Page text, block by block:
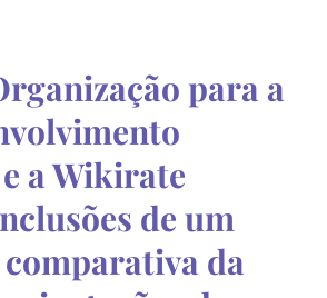
para a
a Wikirate
de um
da